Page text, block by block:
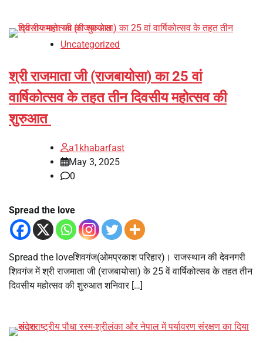
Uncategorized
श्री राजमाता जी (राजबायोसा) का 25 वां
वार्षिकोत्सव के तहत तीन दिवसीय महोत्सव की
शुरुआत
a1khabarfast
May 3, 2025
0
Spread the love
Spread the loveशिवगंज(ओमप्रकाश परिहार)। राजस्थान की देवनगरी
शिवगंज में श्री राजमाता जी (राजबायोसा) के 25 वें वार्षिकोत्सव के तहत तीन
दिवसीय महोत्सव की शुरुआत शनिवार […]